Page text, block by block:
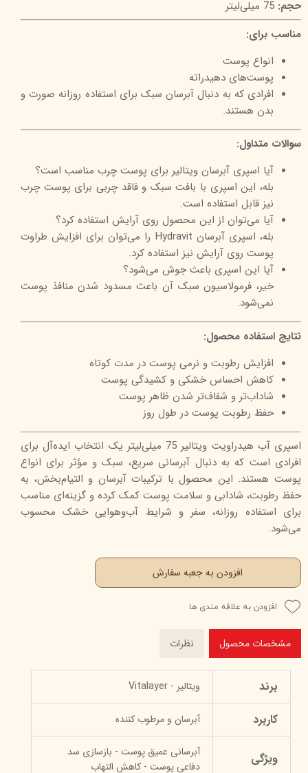
حجم: 75 میلی‌لیتر
مناسب برای:
انواع پوست
پوست‌های دهیدراته
افرادی که به دنبال آبرسان سبک برای استفاده روزانه صورت و
بدن هستند.
سوالات متداول:
آیا اسپری آبرسان ویتالیر برای پوست چرب مناسب است؟
بله، این اسپری با بافت سبک و فاقد چربی برای پوست چرب
نیز قابل استفاده است.
آیا می‌توان از این محصول روی آرایش استفاده کرد؟
بله، اسپری آبرسان Hydravit را می‌توان برای افزایش طراوت
پوست روی آرایش نیز استفاده کرد.
آیا این اسپری باعث جوش می‌شود؟
خیر، فرمولاسیون سبک آن باعث مسدود شدن منافذ پوست
نمی‌شود.
نتایج استفاده محصول:
افزایش رطوبت و نرمی پوست در مدت کوتاه
کاهش احساس خشکی و کشیدگی پوست
شاداب‌تر و شفاف‌تر شدن ظاهر پوست
حفظ رطوبت پوست در طول روز
اسپری آب هیدراویت ویتالیر 75 میلی‌لیتر یک انتخاب ایده‌آل برای
افرادی است که به دنبال آبرسانی سریع، سبک و مؤثر برای انواع
پوست هستند. این محصول با ترکیبات آبرسان و التیام‌بخش، به
حفظ رطوبت، شادابی و سلامت پوست کمک کرده و گزینه‌ای مناسب
برای استفاده روزانه، سفر و شرایط آب‌وهوایی خشک محسوب
می‌شود.
افزودن به جعبه سفارش
افزودن به علاقه مندی ها
مشخصات محصول نظرات
برند ویتالیر - Vitalayer
کاربرد آبرسان و مرطوب کننده
ویژگی
آبرسانی عمیق پوست - بازسازی سد
دفاعی پوست - کاهش التهاب